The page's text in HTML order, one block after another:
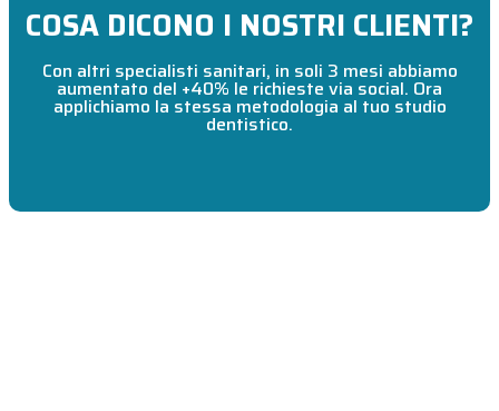
COSA DICONO I NOSTRI CLIENTI?
Con altri specialisti sanitari, in soli 3 mesi abbiamo
aumentato del +40% le richieste via social. Ora
applichiamo la stessa metodologia al tuo studio
dentistico.